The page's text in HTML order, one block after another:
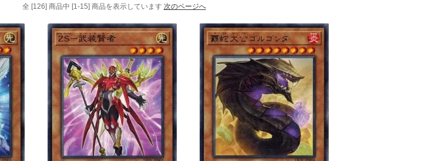
全 [126] 商品中 [1-15] 商品を表示しています 次のページへ